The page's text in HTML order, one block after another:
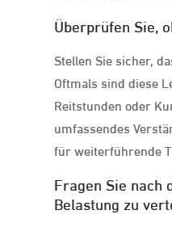
Überprüfen Sie,
Stellen Sie sicher,
Oftmals sind diese
Reitstunden oder
umfassendes
für weiterführende
Fragen Sie nach
Belastung zu